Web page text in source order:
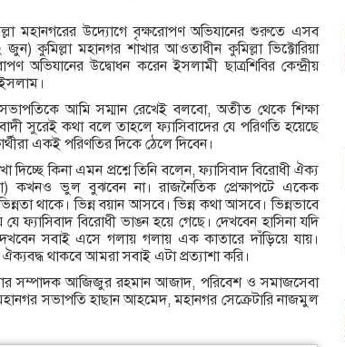
মহানগরের উদ্যোগে বৃক্ষরোপণ অভিযানের শুরুতে এসব
কুমিল্লা মহানগর শাখার আওতাধীন কুমিল্লা ভিক্টোরিয়া
অভিযানের উদ্বোধন করেন ইসলামী ছাত্রশিবির কেন্দ্রীয়
আমি সম্মান রেখেই বলবো, অতীত থেকে শিক্ষা
সুরেই কথা বলে তাহলে ফ্যাসিবাদের যে পরিণতি হয়েছে
একই পরিণতির দিকে ঠেলে দিবেন।
দিচ্ছে কিনা এমন প্রশ্নে তিনি বলেন, ফ্যাসিবাদ বিরোধী ঐক্য
কখনও ভুল বুঝবেন না। রাজনৈতিক প্রেক্ষাপটে একেক
থাকে। ভিন্ন বয়ান আসবে। ভিন্ন কথা আসবে। ভিন্নভাবে
ফ্যাসিবাদ বিরোধী ভাঙন হয়ে গেছে। দেখবেন হাসিনা যদি
সবাই এসে গলায় গলায় এক কাতারে দাঁড়িয়ে যায়।
ঐক্যবদ্ধ থাকবে আমরা সবাই এটা প্রত্যাশা করি।
সম্পাদক আজিজুর রহমান আজাদ, পরিবেশ ও সমাজসেবা
সভাপতি হাছান আহমেদ, মহানগর সেক্রেটারি নাজমুল